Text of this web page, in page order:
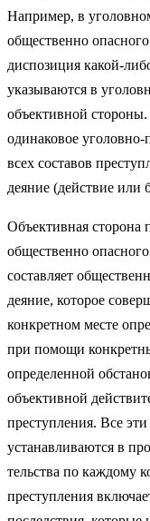
Например, в
общественно
диспозиция какой-
указываются в
объективной
одинаковое уголовно-
всех составов
деяние (действие или
Объективная сторона
общественно
со­ставляет
дея­ние, которое
конкретном месте
при помощи
определенной
объективной
преступления. Все
устанавливаются в
тельства по каждому
преступления